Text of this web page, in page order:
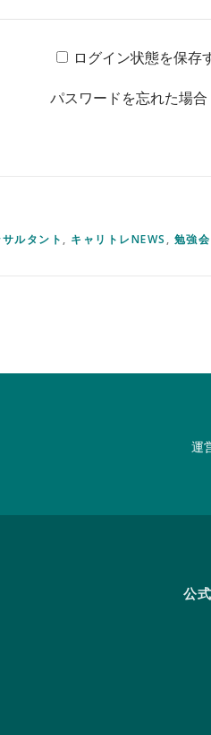
ログイン状態を保存
パスワードを忘れた場合
ルタント , キャリトレNEWS , 勉強会
運
公